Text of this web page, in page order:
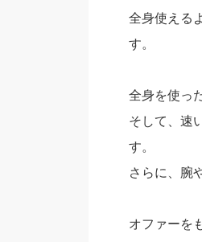
全身使える
す。
全身を使っ
そして、速
す。
さらに、腕
オファーを